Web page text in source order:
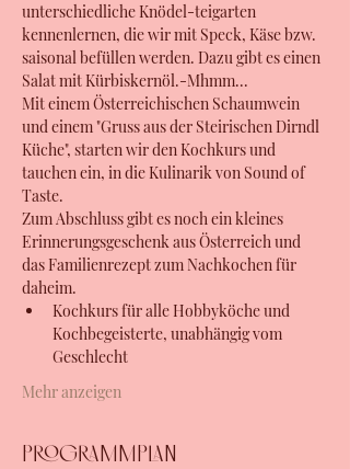
unterschiedliche Knödel-teigarten
kennenlernen, die wir mit Speck, Käse bzw.
saisonal befüllen werden. Dazu gibt es einen
Salat mit Kürbiskernöl.-Mhmm...
Mit einem Österreichischen Schaumwein
und einem "Gruss aus der Steirischen Dirndl
Küche", starten wir den Kochkurs und
tauchen ein, in die Kulinarik von Sound of
Taste.
Zum Abschluss gibt es noch ein kleines
Erinnerungsgeschenk aus Österreich und
das Familienrezept zum Nachkochen für
daheim.
Kochkurs für alle Hobbyköche und
Kochbegeisterte, unabhängig vom
Geschlecht
Mehr anzeigen
Programmplan